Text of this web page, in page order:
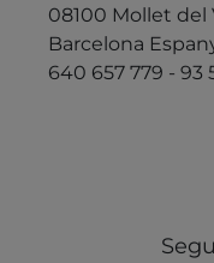
08100 Mollet del
Barcelona
640 657 779 - 93